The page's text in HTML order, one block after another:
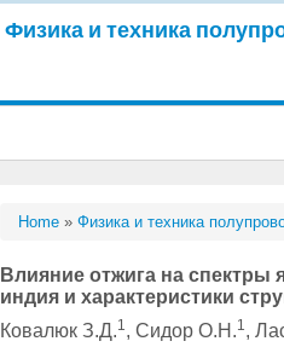
Физика и техника
Home »Физика и техника
Влияние отжига на спектры
индия и характеристики
Ковалюк З.Д.1, Сидор О.Н.1,